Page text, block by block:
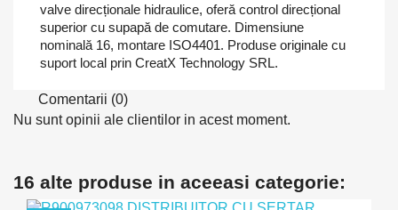
valve direcționale hidraulice, oferă control direcțional
superior cu supapă de comutare. Dimensiune
nominală 16, montare ISO4401. Produse originale cu
suport local prin CreatX Technology SRL.
Comentarii (0)
Nu sunt opinii ale clientilor in acest moment.
16 alte produse in aceeasi categorie: